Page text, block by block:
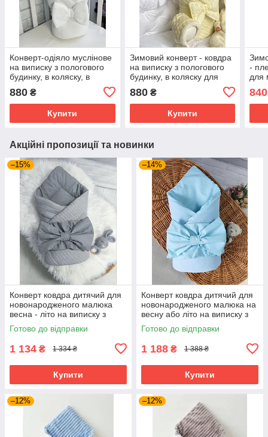
Конверт-одіяло муслінове
на виписку з пологового
будинку, в коляску, в
новонароджених 90х90 см
Lari Білий
880 ₴
Купити
Зимовий конверт - ковдра
на виписку з пологового
будинку, в коляску для
новонароджених 85 х 85
см Зефірка Lari Кремовий
880₴
Купити
-
для
840
Акційні пропозиції та новинки
–15%
Конверт ковдра дитячий для
новонародженого малюка
весна - літо на виписку з
пологового будинку та
прогулянок 80х80 см зі
Готово до відправки
1 134 ₴ 1 334 ₴
Купити
–14%
Конверт ковдра дитячий для
новонародженого малюка на
весну або літо на виписку з
пологового будинку та
прогулянок 80х80 см зі
Готово до відправки
1 188 ₴ 1 388 ₴
Купити
–12% –12%